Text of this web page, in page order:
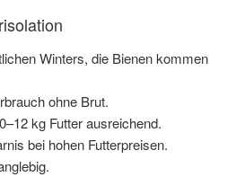
Winters, die Bienen kommen
ohne Brut.
kg Futter ausreichend.
bei hohen Futterpreisen.